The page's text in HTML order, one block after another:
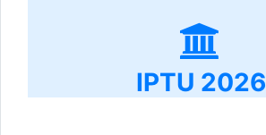
IPTU 2026